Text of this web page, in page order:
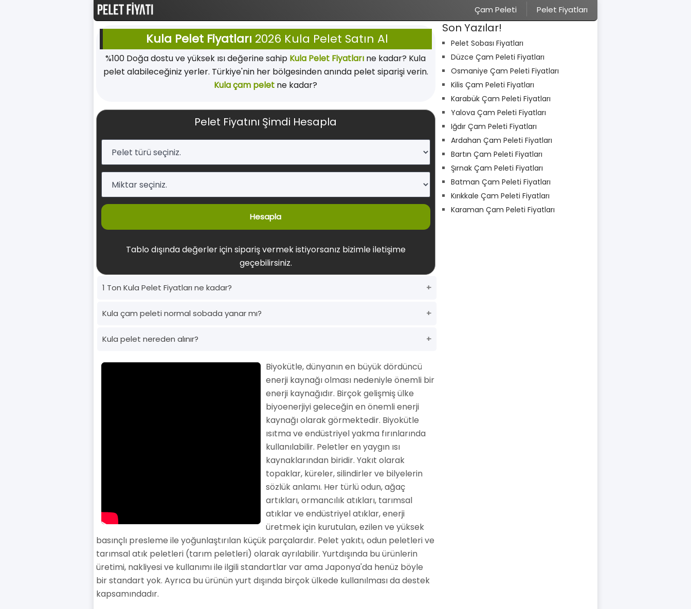
Çam Peleti Pelet Fiyatları
Kula Pelet Fiyatları 2026 Kula Pelet Satın Al
%100 Doğa dostu ve yüksek ısı değerine sahip Kula Pelet Fiyatları ne kadar? Kula
pelet alabileceğiniz yerler. Türkiye'nin her bölgesinden anında pelet siparişi verin.
Kula çam pelet ne kadar?
Pelet Fiyatını Şimdi Hesapla
Hesapla
Tablo dışında değerler için sipariş vermek istiyorsanız bizimle iletişime
geçebilirsiniz.
1 Ton Kula Pelet Fiyatları ne kadar?
Kula çam peleti normal sobada yanar mı?
Kula pelet nereden alınır?
Biyokütle, dünyanın en büyük dördüncü
enerji kaynağı olması nedeniyle önemli bir
enerji kaynağıdır. Birçok gelişmiş ülke
biyoenerjiyi geleceğin en önemli enerji
kaynağı olarak görmektedir. Biyokütle
ısıtma ve endüstriyel yakma fırınlarında
kullanılabilir. Peletler en yaygın ısı
kaynaklarından biridir. Yakıt olarak
topaklar, küreler, silindirler ve bilyelerin
sözlük anlamı. Her türlü odun, ağaç
artıkları, ormancılık atıkları, tarımsal
atıklar ve endüstriyel atıklar, enerji
üretmek için kurutulan, ezilen ve yüksek
basınçlı presleme ile yoğunlaştırılan küçük parçalardır. Pelet yakıtı, odun peletleri ve
tarımsal atık peletleri (tarım peletleri) olarak ayrılabilir. Yurtdışında bu ürünlerin
üretimi, nakliyesi ve kullanımı ile ilgili standartlar var ama Japonya'da henüz böyle
bir standart yok. Ayrıca bu ürünün yurt dışında birçok ülkede kullanılması da destek
kapsamındadır.
Son Yazılar!
Pelet Sobası Fiyatları
Düzce Çam Peleti Fiyatları
Osmaniye Çam Peleti Fiyatları
Kilis Çam Peleti Fiyatları
Karabük Çam Peleti Fiyatları
Yalova Çam Peleti Fiyatları
Iğdır Çam Peleti Fiyatları
Ardahan Çam Peleti Fiyatları
Bartın Çam Peleti Fiyatları
Şırnak Çam Peleti Fiyatları
Batman Çam Peleti Fiyatları
Kırıkkale Çam Peleti Fiyatları
Karaman Çam Peleti Fiyatları